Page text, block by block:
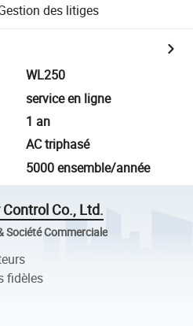
des litiges
WL250
service en ligne
1 an
AC triphasé
5000 ensemble/année
Co., Ltd.
Société Commerciale
fidèles